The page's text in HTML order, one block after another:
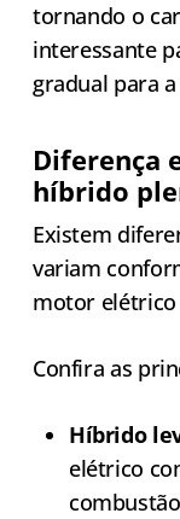
tornando o
interessante
gradual para
Diferença
híbrido
Existem
variam
motor
Confira as
Híbrido
elétrico